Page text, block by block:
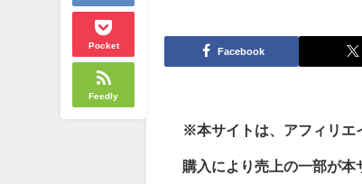
Pocket
Feedly
Facebook
※本サイトは、アフィリエ
購入により売上の一部が本